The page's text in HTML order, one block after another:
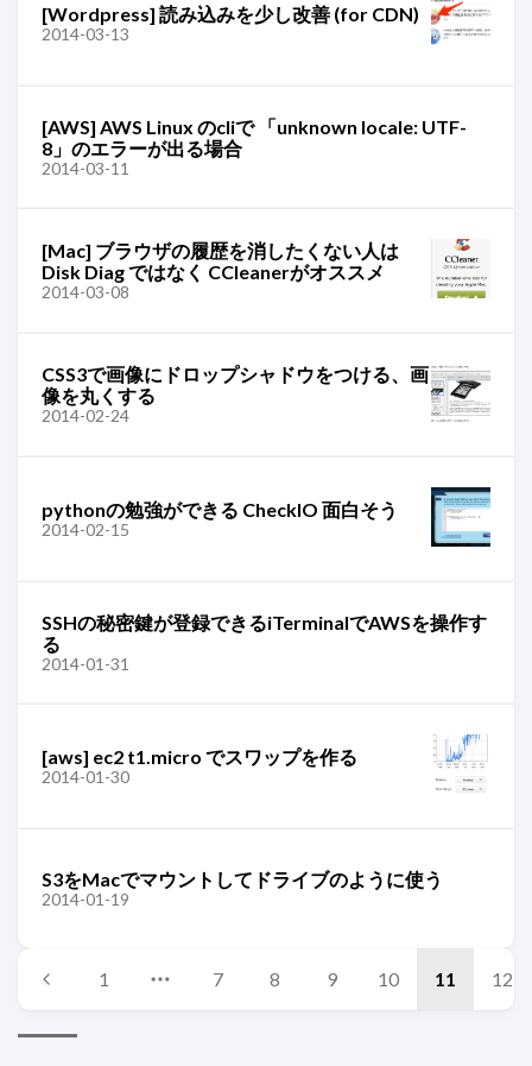
[Wordpress] 読み込みを少し改善 (for CDN)
2014-03-13
[AWS] AWS Linux のcliで 「unknown locale: UTF-
8」のエラーが出る場合
2014-03-11
[Mac] ブラウザの履歴を消したくない人は
Disk Diag ではなく CCleanerがオススメ
2014-03-08
CSS3で画像にドロップシャドウをつける、画
像を丸くする
2014-02-24
pythonの勉強ができる CheckIO 面白そう
2014-02-15
SSHの秘密鍵が登録できるiTerminalでAWSを操作す
る
2014-01-31
[aws] ec2 t1.micro でスワップを作る
2014-01-30
S3をMacでマウントしてドライブのように使う
2014-01-19
1 7 8 9 10 11 12